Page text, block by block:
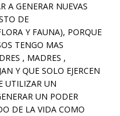
A GENERAR NUEVAS
DE
Y FAUNA), PORQUE
TENGO MAS
, MADRES ,
Y QUE SOLO EJERCEN
UTILIZAR UN
UN PODER
DE LA VIDA COMO